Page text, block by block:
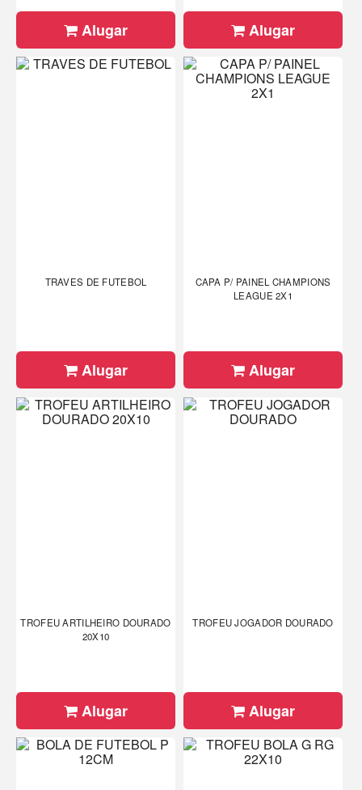
Alugar Alugar
TRAVES DE FUTEBOL
Alugar
CAPA P/ PAINEL CHAMPIONS
LEAGUE 2X1
Alugar
TROFEU ARTILHEIRO DOURADO
20X10
Alugar
TROFEU JOGADOR DOURADO
Alugar